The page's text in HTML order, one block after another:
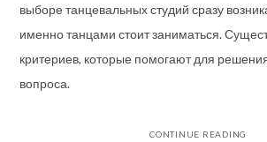
выборе танцевальных студий сразу
именно танцами стоит заниматься.
критериев, которые помогают для
вопроса.
CONTINUE READING